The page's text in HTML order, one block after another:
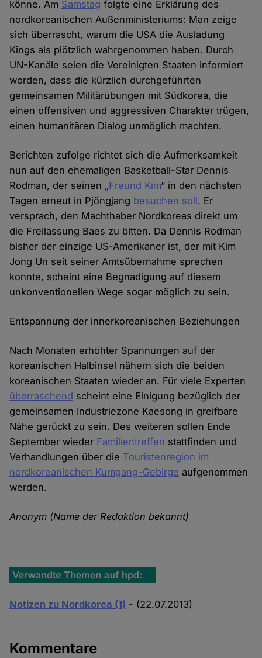
könne. Am Samstag folgte eine Erklärung des
nordkoreanischen Außenministeriums: Man zeige
sich überrascht, warum die USA die Ausladung
Kings als plötzlich wahrgenommen haben. Durch
UN-Kanäle seien die Vereinigten Staaten informiert
worden, dass die kürzlich durchgeführten
gemeinsamen Militärübungen mit Südkorea, die
einen offensiven und aggressiven Charakter trügen,
einen humanitären Dialog unmöglich machten.
Berichten zufolge richtet sich die Aufmerksamkeit
nun auf den ehemaligen Basketball-Star Dennis
Rodman, der seinen „Freund Kim“ in den nächsten
Tagen erneut in Pjöngjang besuchen soll. Er
versprach, den Machthaber Nordkoreas direkt um
die Freilassung Baes zu bitten. Da Dennis Rodman
bisher der einzige US-Amerikaner ist, der mit Kim
Jong Un seit seiner Amtsübernahme sprechen
konnte, scheint eine Begnadigung auf diesem
unkonventionellen Wege sogar möglich zu sein.
Entspannung der innerkoreanischen Beziehungen
Nach Monaten erhöhter Spannungen auf der
koreanischen Halbinsel nähern sich die beiden
koreanischen Staaten wieder an. Für viele Experten
überraschend scheint eine Einigung bezüglich der
gemeinsamen Industriezone Kaesong in greifbare
Nähe gerückt zu sein. Des weiteren sollen Ende
September wieder Familientreffen stattfinden und
Verhandlungen über die Touristenregion im
nordkoreanischen Kumgang-Gebirge aufgenommen
werden.
Anonym (Name der Redaktion bekannt)
Notizen zu Nordkorea (1) - (22.07.2013)
Kommentare